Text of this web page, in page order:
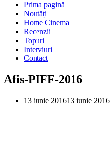
Prima pagină
Noutăți
Home Cinema
Recenzii
Topuri
Interviuri
Contact
Afis-PIFF-2016
13 iunie 201613 iunie 2016